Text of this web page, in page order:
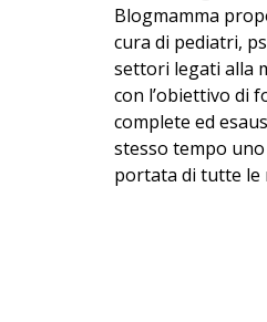
Blogmamma
cura di pediatri,
settori legati alla
con l’obiettivo di
complete ed
stesso tempo
portata di tutte le